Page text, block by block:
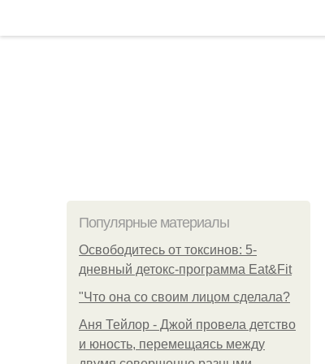
Популярные материалы
Освободитесь от токсинов: 5-
дневный детокс-программа Eat&Fit
"Что она со своим лицом сделала?
Аня Тейлор - Джой провела детство
и юность, перемещаясь между